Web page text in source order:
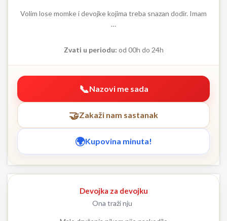
Volim lose momke i devojke kojima treba snazan dodir. Imam
…
Zvati u periodu: od 00h do 24h
Nazovi me sada
Zakaži nam sastanak
Kupovina minuta!
Devojka za devojku
Ona traži nju